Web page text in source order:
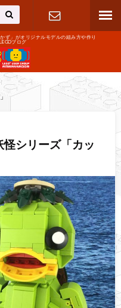
ず」がオリジナルモデルの組み方や作り
ブログ
せ
シリーズ「カッ